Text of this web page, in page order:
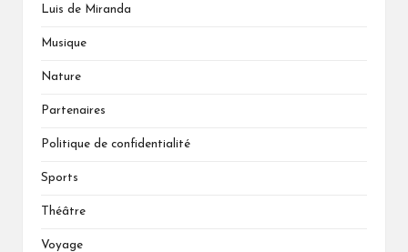
Luis de Miranda
Musique
Nature
Partenaires
Politique de confidentialité
Sports
Théâtre
Voyage